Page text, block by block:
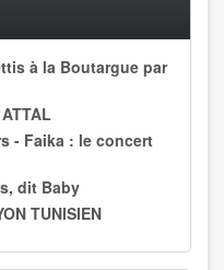
à la Boutargue par
- Faika : le concert
dit Baby
TUNISIEN